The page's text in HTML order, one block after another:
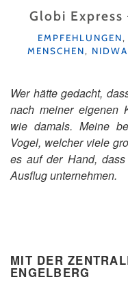
Globi
KATEGORIEN
EMPFEHLUNGEN,
MENSCHEN,
Wer hätte gedacht,
nach meiner eigenen
wie damals. Meine
Vogel, welcher viele
es auf der Hand,
Ausflug unternehmen.
MIT DER
ENGELBERG